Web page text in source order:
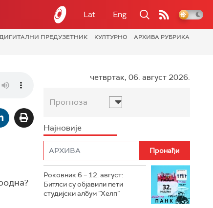
Lat Eng
ПРЕДУЗЕТНИК КУЛТУРНО
АРХИВА РУБРИКА
четвртак, 06. август 2026.
Прогноза
Најновије
Роковник 6 – 12. август:
Битлси су објавили пети
студијски албум ”Хелп”